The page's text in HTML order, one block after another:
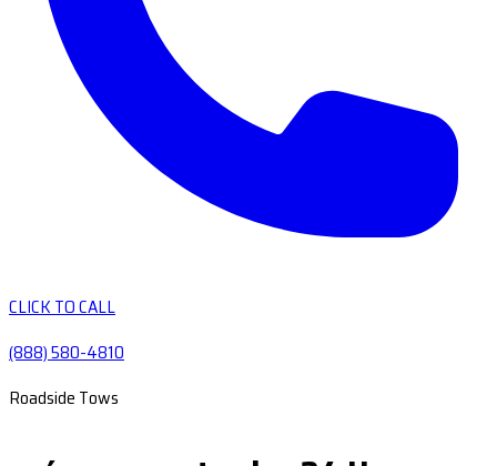
CLICK TO CALL
(888) 580-4810
Roadside Tows